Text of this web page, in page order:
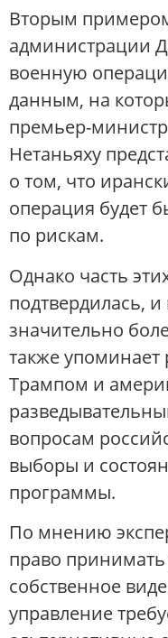
Вторым
администрации
военную
данным, на
премьер-
Нетаньяху
о том, что
операция будет
по рискам.
Однако часть
подтвердилась, и
значительно
также упоминает
Трампом и
вопросам
выборы и
программы.
По мнению
право
собственное
управление